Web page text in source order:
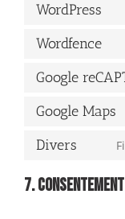
WordPress
Wordfence
Google
Google Maps
Divers
7. Consentement